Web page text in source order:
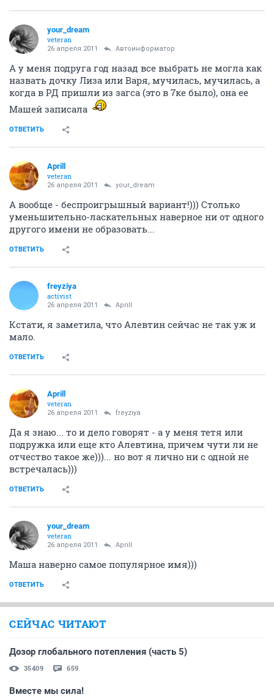
your_dream
veteran
26 апреля 2011 Автоинформатор
А у меня подруга год назад все выбрать не могла как
назвать дочку Лиза или Варя, мучилась, мучилась, а
когда в РД пришли из загса (это в 7ке было), она ее
Машей записала
ОТВЕТИТЬ
Aprill
veteran
26 апреля 2011 your_dream
А вообще - беспроигрышный вариант!))) Столько
уменьшительно-ласкательных наверное ни от одного
другого имени не образовать...
ОТВЕТИТЬ
freyziya
activist
26 апреля 2011 Aprill
Кстати, я заметила, что Алевтин сейчас не так уж и
мало.
ОТВЕТИТЬ
Aprill
veteran
26 апреля 2011 freyziya
Да я знаю... то и дело говорят - а у меня тетя или
подружка или еще кто Алевтина, причем чути ли не
отчество такое же)))... но вот я лично ни с одной не
встречалась)))
ОТВЕТИТЬ
your_dream
veteran
26 апреля 2011 Aprill
Маша наверно самое популярное имя)))
ОТВЕТИТЬ
СЕЙЧАС ЧИТАЮТ
Дозор глобального потепления (часть 5)
35409 659
Вместе мы сила!